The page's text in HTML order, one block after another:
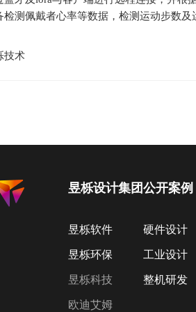
检测佩戴者心率等数据，检测运动步数及
技术
昱栎设计集团
昱栎软件
昱栎环保
昱栎科技
欧迪艾姆
公开案例
硬件设计
工业设计
整机研发